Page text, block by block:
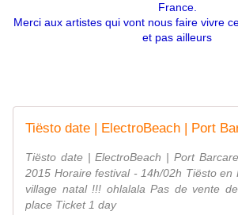
France.
Merci aux artistes qui vont nous faire vivre
et pas ailleurs
Tiësto date | ElectroBeach | Port
2015 Horaire festival - 14h/02h Tiësto en
village natal !!! ohlalala Pas de vente
place Ticket 1 day